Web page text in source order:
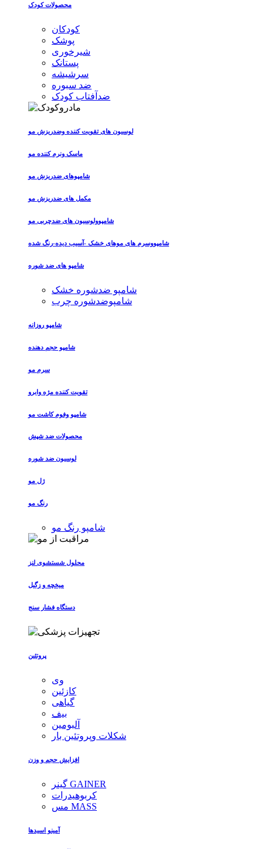
محصولات کودک
کودکان
پوشک
شیرخوری
پستانک
سرشیشه
ضد سبوره
ضدآفتاب کودک
لوسیون های تقویت کننده وضدریزش مو
ماسک ونرم کننده مو
شامپوهای ضدریزش مو
مکمل های ضدریزش مو
شامپوولوسیون های ضدچربی مو
شامپووسرم های موهای خشک -آسیب دیده-رنگ شده
شامپو های ضد شوره
شامپو ضدشوره خشک
شامپوضدشوره چرب
شامپو روزانه
شامپو حجم دهنده
سرم مو
تقویت کننده مژه وابرو
شامپو وفوم کاشت مو
محصولات ضد شپش
لوسیون ضد شوره
ژل مو
رنگ مو
شامپو رنگ مو
محلول شستشوی لنز
میخچه و زگیل
دستگاه فشار سنج
پروتئین
وی
کازئین
گیاهی
بیف
آلبومین
شکلات وپروتئین بار
افزایش حجم و وزن
گینر GAINER
کربوهیدرات
مس MASS
آمینو اسیدها